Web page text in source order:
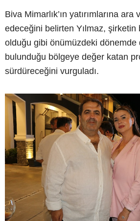
Biva Mimarlık’ın yatırımlarına
edeceğini belirten Yılmaz, şirketin
olduğu gibi önümüzdeki dönemde
bulunduğu bölgeye değer katan
sürdüreceğini vurguladı.